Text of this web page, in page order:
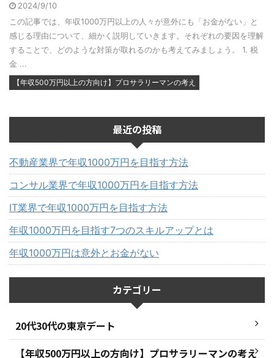
2024/9/10
この記事では、年収1000万円以上の人々が意外にも「お金がない」と
感じる理由について、細かく説明していきます。それぞれの要因を理解
することで、どのような対策が取れるのかも考えてみましょう。 1. 税
金 ...
【年収500万円以上の方向け】プロサラリーマンの考え
最近の投稿
不動産業界で年収1000万円を目指す方法
コンサル業界で年収1000万円を目指す方法
IT業界で年収1000万円を目指す方法
年収1000万円を目指す7つのスキルアップとは
年収1000万円は意外とお金がない
カテゴリー
20代30代の東京デート
【年収500万円以上の方向け】プロサラリーマンの考え